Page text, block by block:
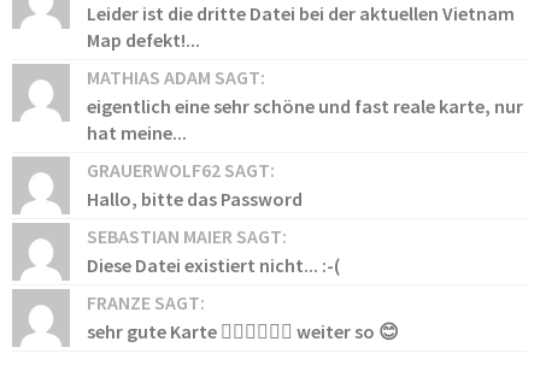
Leider ist die dritte Datei bei der aktuellen Vietnam
Map defekt!...
MATHIAS ADAM SAGT:
eigentlich eine sehr schöne und fast reale karte, nur
hat meine...
GRAUERWOLF62 SAGT:
Hallo, bitte das Password
SEBASTIAN MAIER SAGT:
Diese Datei existiert nicht... :-(
FRANZE SAGT:
sehr gute Karte 👍🏻👍🏻👍🏻 weiter so 😊